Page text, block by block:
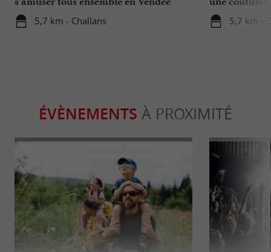
5,7 km - Challans
années
5,7 km -
ÉVÈNEMENTS À PROXIMITÉ